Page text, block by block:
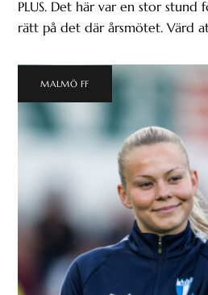
PLUS. Det här var en stor stund
rätt på det där årsmötet. Värd
MALMÖ FF